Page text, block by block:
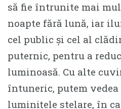
să fie întrunite mai
noapte fără lună, iar
cel public și cel al
puternic, pentru a
luminoasă. Cu alte
întuneric, putem
luminițele stelare, în